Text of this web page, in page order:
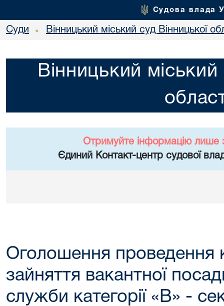
Судова влада
Суди • Вінницький міський суд Вінницької
Вінницький міський
Отримуйте інформацію лише
Єдиний Контакт-центр судової
Оголошення проведення
зайняття вакантної
служби категорії «В» -